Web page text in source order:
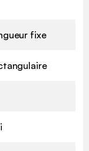
fixe